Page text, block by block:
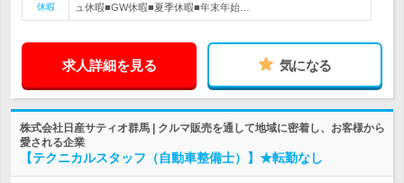
休暇
ュ休暇■GW休暇■夏季休暇■年末年始…
求人詳細を見る 気になる
株式会社日産サティオ群馬 | クルマ販売を通して地域に密着し、お客様から
愛される企業
【テクニカルスタッフ（自動車整備士）】★転勤なし